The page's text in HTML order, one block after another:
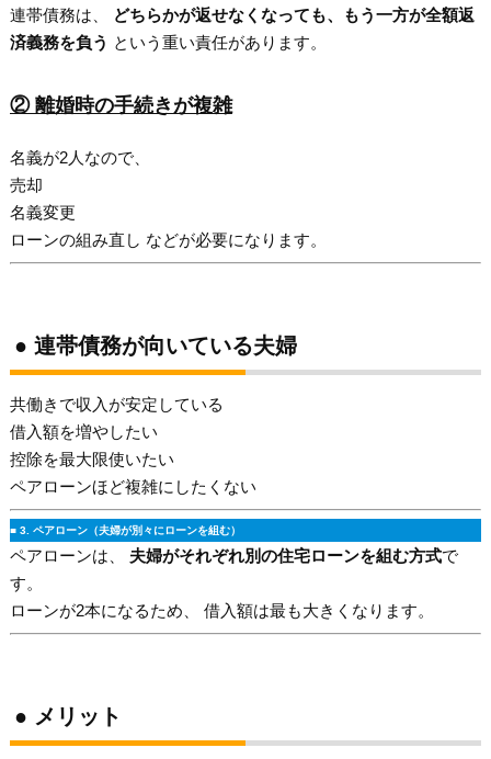
連帯債務は、
どちらかが返せなくなっても、もう一方が全額返
済義務を負う という重い責任があります。
② 離婚時の手続きが複雑
名義が2人なので、
売却
名義変更
ローンの組み直し などが必要になります。
● 連帯債務が向いている夫婦
共働きで収入が安定している
借入額を増やしたい
控除を最大限使いたい
ペアローンほど複雑にしたくない
■ 3. ペアローン（夫婦が別々にローンを組む）
ペアローンは、 夫婦がそれぞれ別の住宅ローンを組む方式で
す。
ローンが2本になるため、 借入額は最も大きくなります。
● メリット